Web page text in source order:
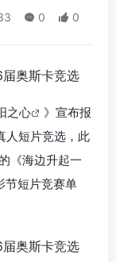
0 0
之心
》宣布报
人短片竞选，此
《海边升起一
节短片竞赛单